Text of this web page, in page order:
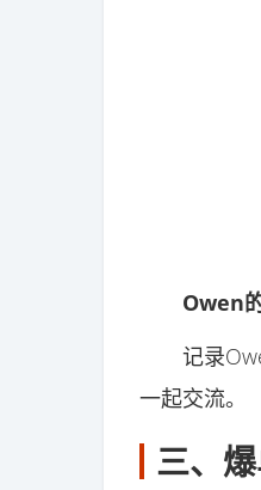
Owen
记录
一起交流。
三、